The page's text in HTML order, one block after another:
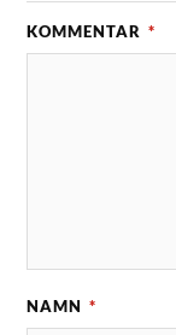
KOMMENTAR *
NAMN *